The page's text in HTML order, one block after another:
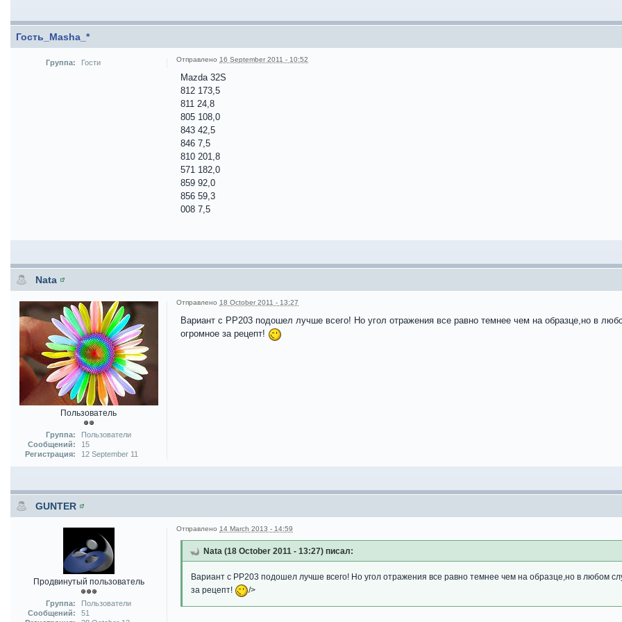
Гость_Masha_*
Группа: Гости Отправлено 16 September 2011 - 10:52
Mazda 32S
812 173,5
811 24,8
805 108,0
843 42,5
846 7,5
810 201,8
571 182,0
859 92,0
856 59,3
008 7,5
Nata
Пользователь
Группа:
Пользователи
Сообщений:
15
Регистрация:
12 September 11
Отправлено 18 October 2011 - 13:27
Вариант с PP203 подошел лучше всего! Но угол отражения все равно темнее чем на образце,но в
огромное за рецепт!
GUNTER
Продвинутый пользователь
Группа:
Пользователи
Сообщений:
51
Отправлено 14 March 2013 - 14:59
Nata (18 October 2011 - 13:27) писал:
Вариант с PP203 подошел лучше всего! Но угол отражения все равно темнее чем на образце,но в любом
за рецепт!
/>